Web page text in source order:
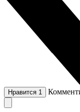
Нравится 1